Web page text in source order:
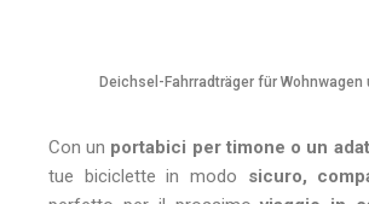
Deichsel-Fahrradträger für Wohnwagen
Con un portabici per timone o un
tue biciclette in modo sicuro,